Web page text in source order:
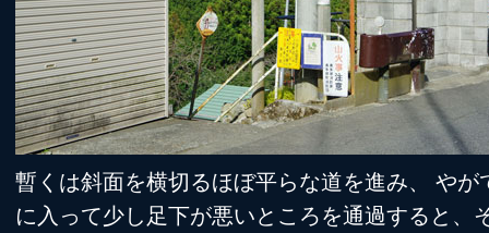
暫くは斜面を横切るほぼ平らな道を進み、 やが
に入って少し足下が悪いところを通過すると、